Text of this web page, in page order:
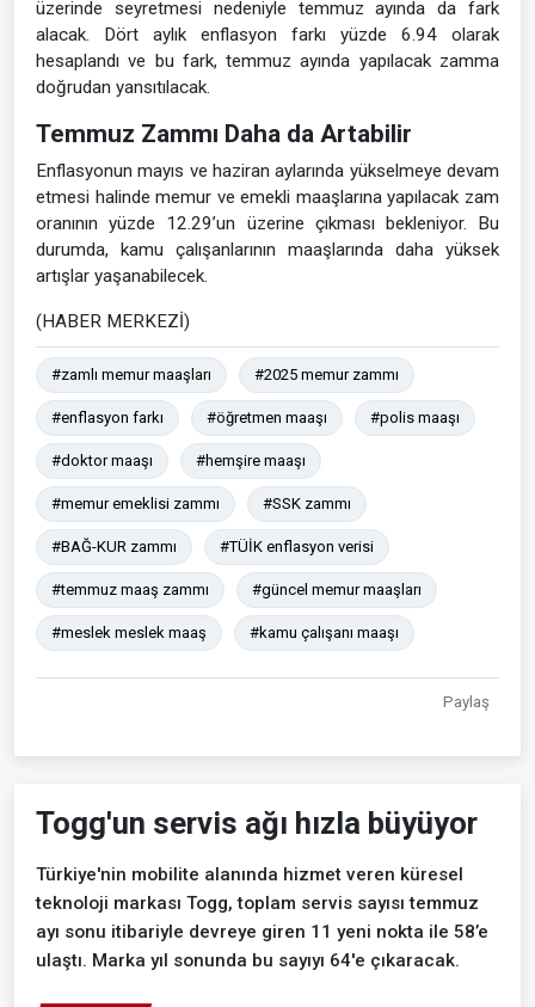
üzerinde seyretmesi nedeniyle temmuz ayında da fark
alacak. Dört aylık enflasyon farkı yüzde 6.94 olarak
hesaplandı ve bu fark, temmuz ayında yapılacak zamma
doğrudan yansıtılacak.
Temmuz Zammı Daha da Artabilir
Enflasyonun mayıs ve haziran aylarında yükselmeye devam
etmesi halinde memur ve emekli maaşlarına yapılacak zam
oranının yüzde 12.29’un üzerine çıkması bekleniyor. Bu
durumda, kamu çalışanlarının maaşlarında daha yüksek
artışlar yaşanabilecek.
(HABER MERKEZİ)
#zamlı memur maaşları #2025 memur zammı
#enflasyon farkı #öğretmen maaşı #polis maaşı
#doktor maaşı #hemşire maaşı
#memur emeklisi zammı #SSK zammı
#BAĞ-KUR zammı #TÜİK enflasyon verisi
#temmuz maaş zammı #güncel memur maaşları
#meslek meslek maaş #kamu çalışanı maaşı
Paylaş
Togg'un servis ağı hızla büyüyor
Türkiye'nin mobilite alanında hizmet veren küresel
teknoloji markası Togg, toplam servis sayısı temmuz
ayı sonu itibariyle devreye giren 11 yeni nokta ile 58’e
ulaştı. Marka yıl sonunda bu sayıyı 64'e çıkaracak.